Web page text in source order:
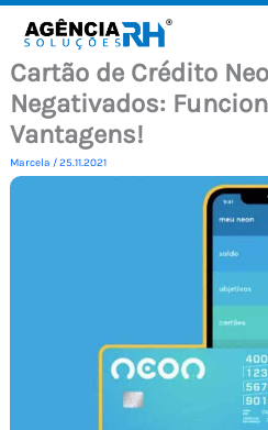
para
conteúdo
Cartão de Crédito
Negativados:
Vantagens!
Marcela /25.11.2021